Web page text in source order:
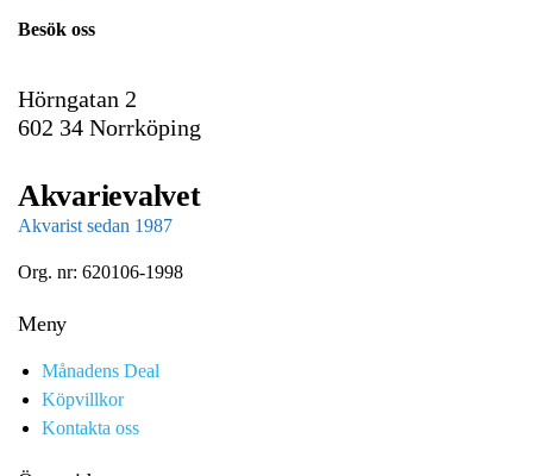
Besök oss
Hörngatan 2
602 34 Norrköping
Akvarievalvet
Akvarist sedan 1987
Org. nr: 620106-1998
Meny
Månadens Deal
Köpvillkor
Kontakta oss